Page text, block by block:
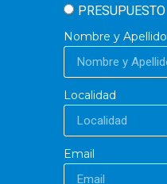
PRESUPUESTO
Nombre y Apellido
Localidad
Email